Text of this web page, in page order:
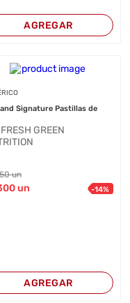
AGREGAR
Signature Pastillas de
GREEN
un
un -14%
AGREGAR